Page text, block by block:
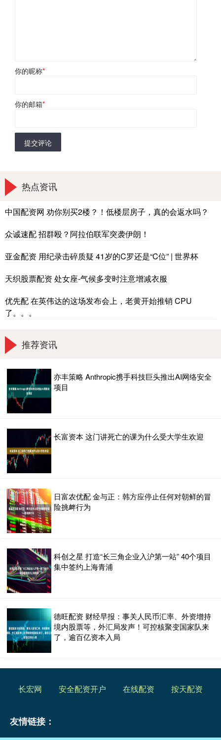
你的昵称*
你的邮箱*
提交评论
热点资讯
中国配资网 劝你别买2楼？！低楼层房子，真的会返水吗？
众诚速配 招群殴？阿拉伯联军突袭伊朗！
亚金配资 用纪录击碎质疑 41岁的C罗还是“C位” | 世界杯
天织股票配资 处女座-气候多变时注意增减衣服
优先配 在英伟达的这场发布会上，老黄开始推销 CPU
了。。。
推荐资讯
亦丰策略 Anthropic携手科技巨头推出AI网络安全
项目
长富资本 这门讲死亡的课为什么受大学生欢迎
日富农优配 金与正：韩方应停止任何对朝鲜的冒
险挑衅行为
科创之星 打造“长三角企业入沪第一站” 40个项目
集中签约上海青浦
德旺配资 财经早报：事关人民币汇率、外资增持
境内股票等，外汇局发声！可控核聚变国家队来
了，逾百亿资本入局
长宏网 安全配资开户 在线配资 按天配资
友情链接：